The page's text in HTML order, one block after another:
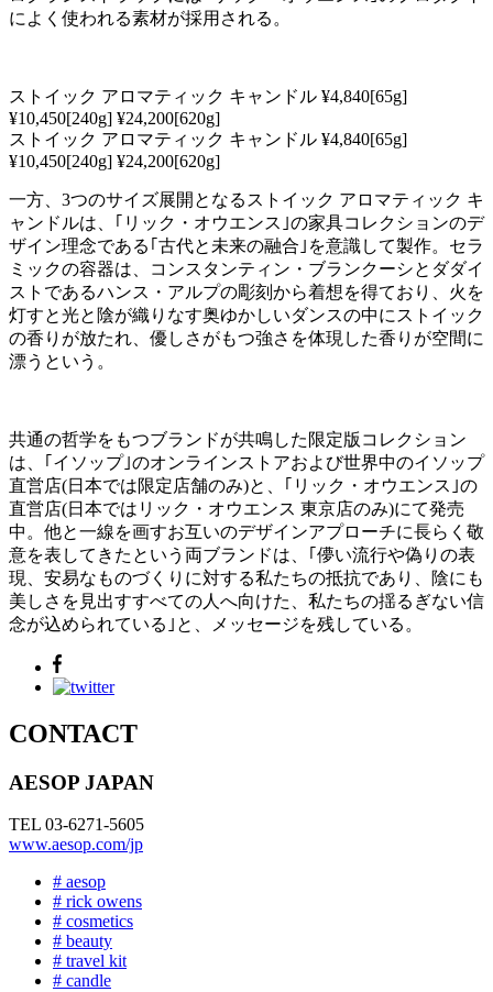
によく使われる素材が採用される。
ストイック アロマティック キャンドル ¥4,840[65g]
¥10,450[240g] ¥24,200[620g]
ストイック アロマティック キャンドル ¥4,840[65g]
¥10,450[240g] ¥24,200[620g]
一方、3つのサイズ展開となるストイック アロマティック キ
ャンドルは、｢リック・オウエンス｣の家具コレクションのデ
ザイン理念である｢古代と未来の融合｣を意識して製作。セラ
ミックの容器は、コンスタンティン・ブランクーシとダダイ
ストであるハンス・アルプの彫刻から着想を得ており、火を
灯すと光と陰が織りなす奥ゆかしいダンスの中にストイック
の香りが放たれ、優しさがもつ強さを体現した香りが空間に
漂うという。
共通の哲学をもつブランドが共鳴した限定版コレクション
は、｢イソップ｣のオンラインストアおよび世界中のイソップ
直営店(日本では限定店舗のみ)と、｢リック・オウエンス｣の
直営店(日本ではリック・オウエンス 東京店のみ)にて発売
中。他と一線を画すお互いのデザインアプローチに長らく敬
意を表してきたという両ブランドは、｢儚い流行や偽りの表
現、安易なものづくりに対する私たちの抵抗であり、陰にも
美しさを見出すすべての人へ向けた、私たちの揺るぎない信
念が込められている｣と、メッセージを残している。
CONTACT
AESOP JAPAN
TEL 03-6271-5605
www.aesop.com/jp
# aesop
# rick owens
# cosmetics
# beauty
# travel kit
# candle